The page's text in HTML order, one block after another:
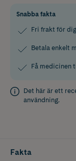
Snabba fakta
Fri frakt för
Betala enkelt
Få medicinen
Det här är ett
användning.
Fakta